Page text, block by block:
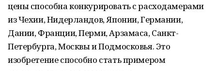
цены способна конкурировать с расходамерами
из Чехии, Нидерландов, Японии, Германии,
Дании, Франции, Перми, Арзамаса, Санкт-
Петербурга, Москвы и Подмосковья. Это
изобретение способно стать примером